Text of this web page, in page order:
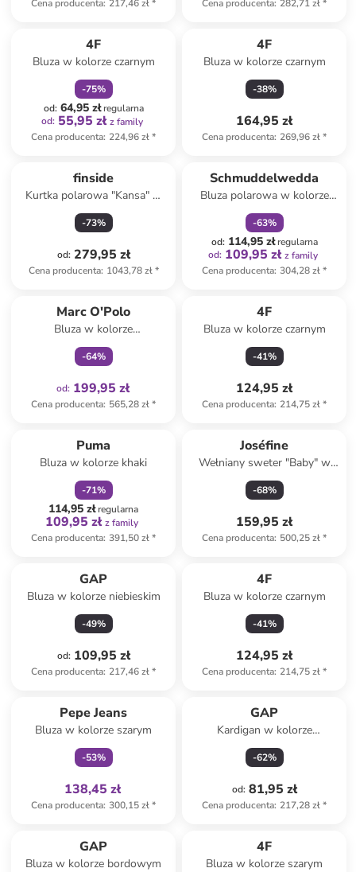
Cena producenta: 217,46 zł* Cena producenta: 282,71 zł*
4F
Bluza w kolorze czarnym
-75%
od: 64,95 złregularna
od: 55,95 zł z family
Cena producenta: 224,96 zł*
4F
Bluza w kolorze czarnym
-38%
164,95 zł
Cena producenta: 269,96 zł*
finside
Kurtka polarowa "Kansa" w
kolorze niebieskim
-73%
od: 279,95 zł
Cena producenta: 1043,78 zł*
Schmuddelwedda
Bluza polarowa w kolorze
czerwonym
-63%
od: 114,95 złregularna
od: 109,95 zł z family
Cena producenta: 304,28 zł*
Marc O'Polo
Bluza w kolorze
pomarańczowym
-64%
od: 199,95 zł
Cena producenta: 565,28 zł*
4F
Bluza w kolorze czarnym
-41%
124,95 zł
Cena producenta: 214,75 zł*
Puma
Bluza w kolorze khaki
-71%
114,95 złregularna
109,95 zł z family
Cena producenta: 391,50 zł*
Joséfine
Wełniany sweter "Baby" w
kolorze czarnym
-68%
159,95 zł
Cena producenta: 500,25 zł*
GAP
Bluza w kolorze niebieskim
-49%
od: 109,95 zł
Cena producenta: 217,46 zł*
4F
Bluza w kolorze czarnym
-41%
124,95 zł
Cena producenta: 214,75 zł*
Pepe Jeans
Bluza w kolorze szarym
-53%
138,45 zł
Cena producenta: 300,15 zł*
GAP
Kardigan w kolorze
jasnoszarym
-62%
od: 81,95 zł
Cena producenta: 217,28 zł*
GAP
Bluza w kolorze bordowym
4F
Bluza w kolorze szarym